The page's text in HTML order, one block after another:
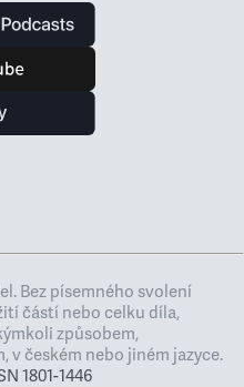
Bez písemného svolení
částí nebo celku díla,
způsobem,
v českém nebo jiném jazyce.
1801-1446